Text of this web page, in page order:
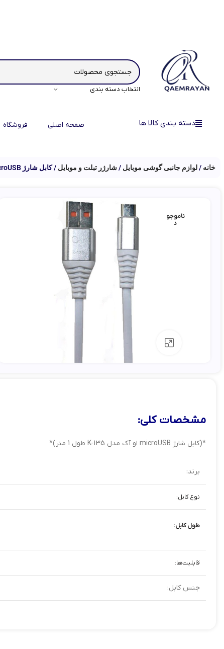
انتخاب دسته بندی
دسته بندی کالا ها صفحه اصلی فروشگاه
خانه لوازم جانبی گوشی موبایل شارژر تبلت و موبایل کابل شارژ microUSB او آک مدل K-135 طول 1 متر
ناموجو
د
مشخصات کلی:
*(کابل شارژ microUSB او آک مدل K-135 طول 1 متر)*
برند:
نوع کابل:
طول کابل:
قابلیت‌ها:
جنس کابل: